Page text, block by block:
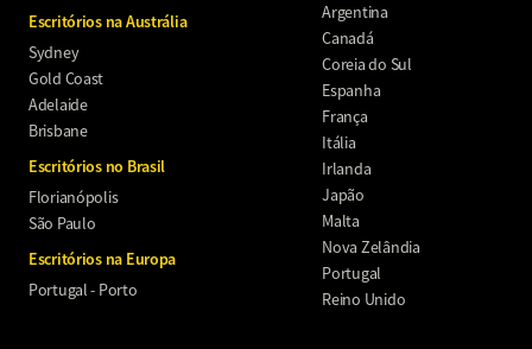
Escritórios na Austrália
Sydney
Gold Coast
Adelaide
Brisbane
Escritórios no Brasil
Florianópolis
São Paulo
Escritórios na Europa
Portugal - Porto
Argentina
Canadá
Coreia do Sul
Espanha
França
Itália
Irlanda
Japão
Malta
Nova Zelândia
Portugal
Reino Unido